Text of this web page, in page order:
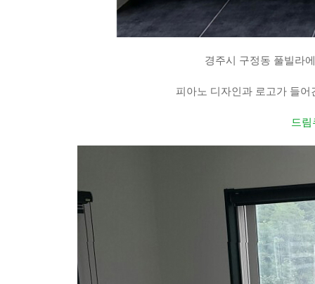
경주시 구정동 풀빌라
피아노 디자인과 로고가 들
드림